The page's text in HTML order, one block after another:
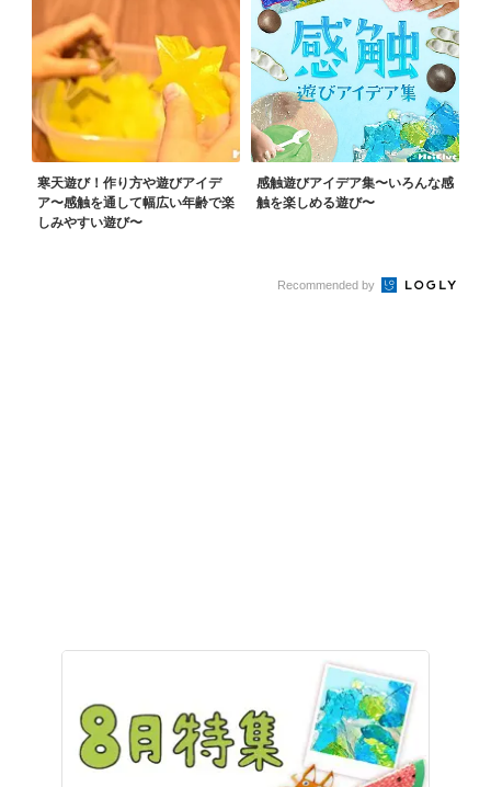
寒天遊び！作り方や遊びアイデ
ア〜感触を通して幅広い年齢で楽
しみやすい遊び〜
感触遊びアイデア集〜いろんな感
触を楽しめる遊び〜
Recommended by